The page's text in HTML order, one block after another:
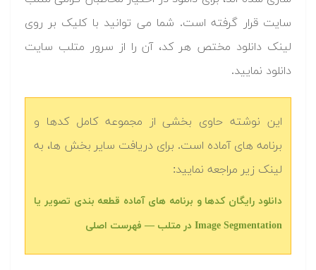
سایت قرار گرفته است. شما می توانید با کلیک بر روی
لینک دانلود مختص هر کد، آن را از سرور متلب سایت
دانلود نمایید.‬
این نوشته حاوی بخشی از مجموعه کامل کدها و
برنامه های آماده است. برای دریافت سایر بخش ها، به
لینک زیر مراجعه نمایید:
دانلود رایگان کدها و برنامه های آماده قطعه بندی تصویر یا
Image Segmentation در متلب‬‬ — فهرست اصلی